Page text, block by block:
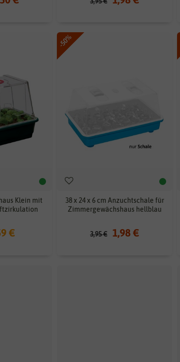
Klein mit
€
-50%
38 x 24 x 6 cm Anzuchtschale für
Zimmergewächshaus hellblau
3,95 € 1,98 €